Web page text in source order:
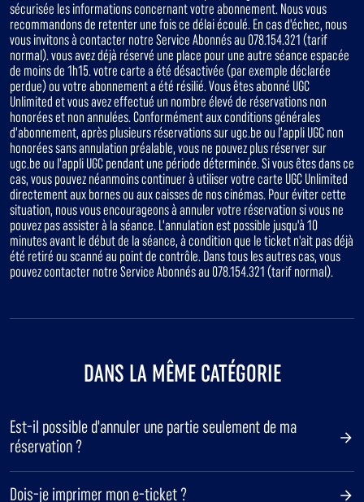
sécurisée les informations concernant votre abonnement. Nous vous
recommandons de retenter une fois ce délai écoulé. En cas d'échec, nous
vous invitons à contacter notre Service Abonnés au 078.154.321 (tarif
normal). vous avez déjà réservé une place pour une autre séance espacée
de moins de 1h15. votre carte a été désactivée (par exemple déclarée
perdue) ou votre abonnement a été résilié. Vous êtes abonné UGC
Unlimited et vous avez effectué un nombre élevé de réservations non
honorées et non annulées. Conformément aux conditions générales
d’abonnement, après plusieurs réservations sur ugc.be ou l’appli UGC non
honorées sans annulation préalable, vous ne pouvez plus réserver sur
ugc.be ou l’appli UGC pendant une période déterminée. Si vous êtes dans ce
cas, vous pouvez néanmoins continuer à utiliser votre carte UGC Unlimited
directement aux bornes ou aux caisses de nos cinémas. Pour éviter cette
situation, nous vous encourageons à annuler votre réservation si vous ne
pouvez pas assister à la séance. L’annulation est possible jusqu'à 10
minutes avant le début de la séance, à condition que le ticket n'ait pas déjà
été retiré ou scanné au point de contrôle. Dans tous les autres cas, vous
pouvez contacter notre Service Abonnés au 078.154.321 (tarif normal).
DANS LA MÊME CATÉGORIE
Est-il possible d'annuler une partie seulement de ma
réservation ?
Dois-je imprimer mon e-ticket ?